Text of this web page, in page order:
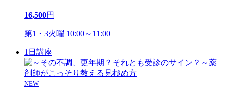
16,500円
第1・3火曜 10:00～11:00
1日講座
NEW